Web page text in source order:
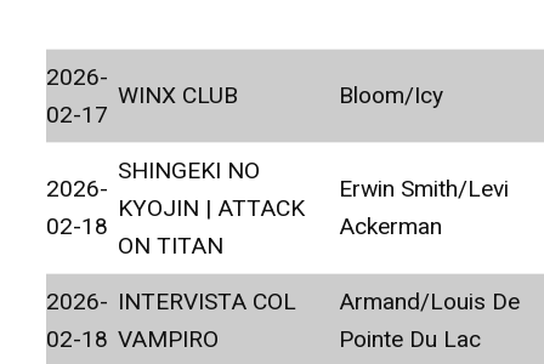
2026-
02-17
WINX CLUB Bloom/Icy
2026-
02-18
SHINGEKI NO
KYOJIN | ATTACK
ON TITAN
Erwin Smith/Levi
Ackerman
2026-
02-18
INTERVISTA COL
VAMPIRO
Armand/Louis De
Pointe Du Lac